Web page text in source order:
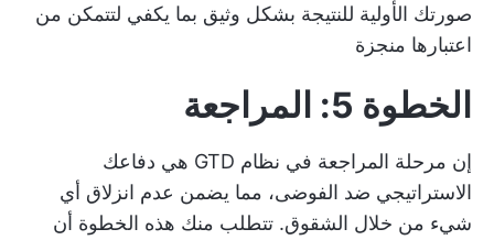
صورتك الأولية للنتيجة بشكل وثيق بما يكفي لتتمكن من
اعتبارها منجزة
الخطوة 5: المراجعة
إن مرحلة المراجعة في نظام GTD هي دفاعك
الاستراتيجي ضد الفوضى، مما يضمن عدم انزلاق أي
شيء من خلال الشقوق. تتطلب منك هذه الخطوة أن